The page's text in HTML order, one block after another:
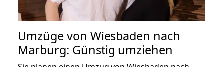
Umzüge von Wiesbaden nach
Marburg: Günstig umziehen